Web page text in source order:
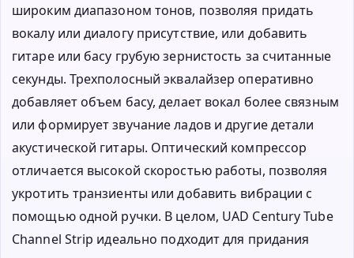
широким диапазоном тонов, позволяя придать
вокалу или диалогу присутствие, или добавить
гитаре или басу грубую зернистость за считанные
секунды. Трехполосный эквалайзер оперативно
добавляет объем басу, делает вокал более связным
или формирует звучание ладов и другие детали
акустической гитары. Оптический компрессор
отличается высокой скоростью работы, позволяя
укротить транзиенты или добавить вибрации с
помощью одной ручки. В целом, UAD Century Tube
Channel Strip идеально подходит для придания